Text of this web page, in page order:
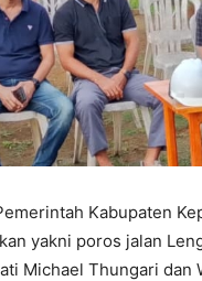
Kabupaten
yakni poros jalan
Michael Thungari dan